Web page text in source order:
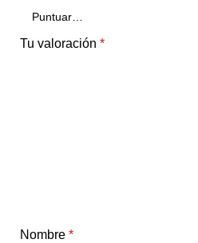
Tu valoración *
Nombre *